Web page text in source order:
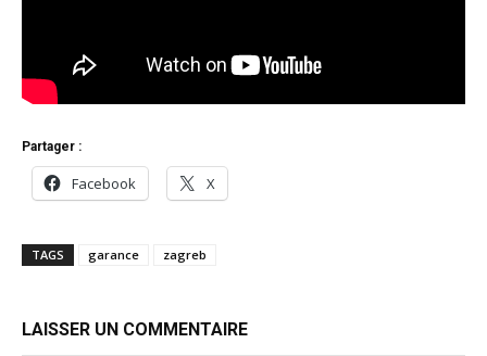
Partager :
Facebook X
TAGS garance zagreb
LAISSER UN COMMENTAIRE